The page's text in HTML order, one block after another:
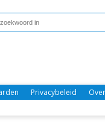
Privacybeleid